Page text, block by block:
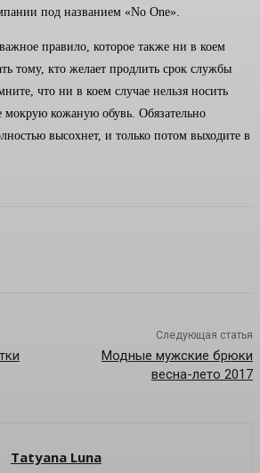
под названием «No One».
правило, которое также ни в коем
тому, кто желает продлить срок службы
что ни в коем случае нельзя носить
кожаную обувь. Обязательно
высохнет, и только потом выходите в
Следующая статья
Модные мужские брюки
весна-лето 2017
Tatyana Luna